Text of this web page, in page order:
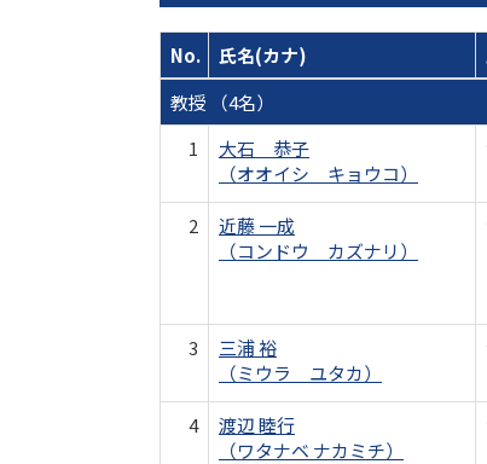
No. 氏名(カナ)
教授 （4名）
1
大石 恭子
（オオイシ キョウコ）
2
近藤 一成
（コンドウ カズナリ）
3
三浦 裕
（ミウラ ユタカ）
4
渡辺 睦行
（ワタナベ ナカミチ）